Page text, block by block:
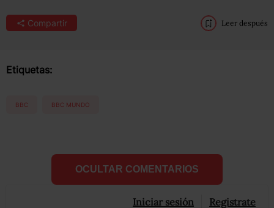
Compartir Leer después
Etiquetas:
BBC BBC MUNDO
OCULTAR COMENTARIOS
Iniciar sesión Registrate